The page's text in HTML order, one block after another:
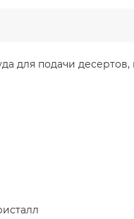
для подачи